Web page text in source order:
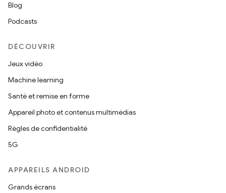
Blog
Podcasts
DÉCOUVRIR
Jeux vidéo
Machine learning
Santé et remise en forme
Appareil photo et contenus multimédias
Règles de confidentialité
5G
APPAREILS ANDROID
Grands écrans